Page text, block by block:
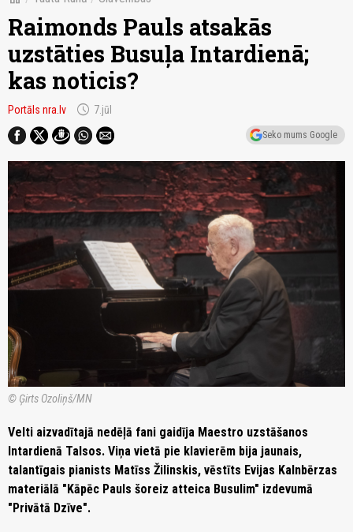
Raimonds Pauls atsakās
uzstāties Busuļa Intardienā;
kas noticis?
Portāls nra.lv schedule 7.jūl
Seko mums Google
© Ģirts Ozoliņš/MN
Velti aizvadītajā nedēļā fani gaidīja Maestro uzstāšanos
Intardienā Talsos. Viņa vietā pie klavierēm bija jaunais,
talantīgais pianists Matīss Žilinskis, vēstīts Evijas Kalnbērzas
materiālā "Kāpēc Pauls šoreiz atteica Busulim" izdevumā
"Privātā Dzīve".